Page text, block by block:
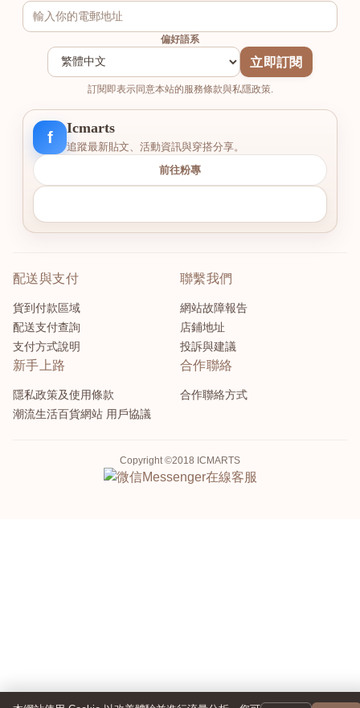
偏好語系
立即訂閱
訂閱即表示同意本站的服務條款與私隱政策.
f
Icmarts
追蹤最新貼文、活動資訊與穿搭分享。
前往粉專
配送與支付
貨到付款區域
配送支付查詢
支付方式說明
聯繫我們
網站故障報告
店鋪地址
投訴與建議
新手上路
隱私政策及使用條款
潮流生活百貨網站 用戶協議
合作聯絡
合作聯絡方式
Copyright ©2018 ICMARTS
Messenger在線客服